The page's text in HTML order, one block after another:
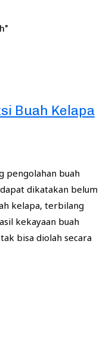
Buah Kelapa
pengolahan buah
dikatakan belum
kelapa, terbilang
kekayaan buah
bisa diolah secara